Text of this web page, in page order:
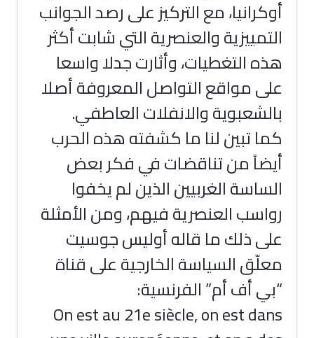
أوكرانيا، مع التركيز على رصد الجوانب
التمييزية والعنصرية التي شابت أكثر
هذه التغطيات، وأثارت جدلا واسعا
على مواقع التواصل المعروفة أصلا
بالشعبوية والانفلات العاطفي.
كما تبين لنا ما كشفته هذه الحرب
أيضاً من تناقضات في فكر بعض
الساسة الغربيين الذين لم يخفوا
رواسب العنصرية فيهم، ومن الأمثلة
على ذلك ما قاله أوليس جوسيت
معلّق السياسة الخارجية على قناة
“بي أف أم” الفرنسية:
On est au 21e siècle, on est dans